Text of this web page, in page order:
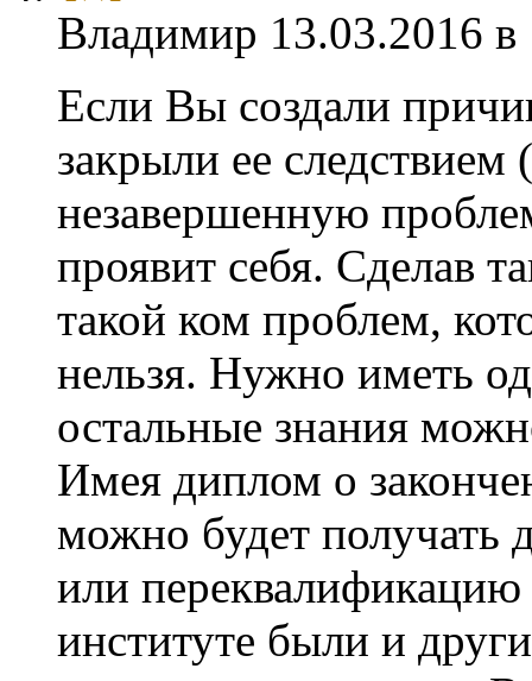
Владимир 13.03.2016
Если Вы создали
закрыли ее следствием
незавершенную
проявит себя. Сделав
такой ком проблем,
нельзя. Нужно иметь
остальные знания
Имея диплом о
можно будет получать
или
институте были и